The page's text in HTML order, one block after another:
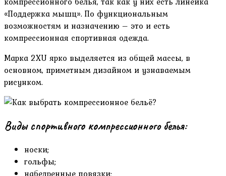
«Поддержка мышц». По функциональным
возможностям и назначению – это и есть
компрессионная спортивная одежда.
Марка 2XU ярко выделяется из общей массы, в
основном, приметным дизайном и узнаваемым
рисунком.
Виды спортивного компрессионного белья:
носки;
гольфы;
набедренные повязки;